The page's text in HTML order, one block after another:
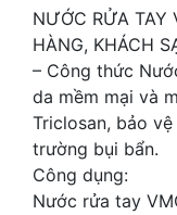
NƯỚC RỬA TAY
HÀNG, KHÁCH
– Công thức
da mềm mại và
Triclosan, bảo
trường bụi bẩn.
Công dụng:
Nước rửa tay